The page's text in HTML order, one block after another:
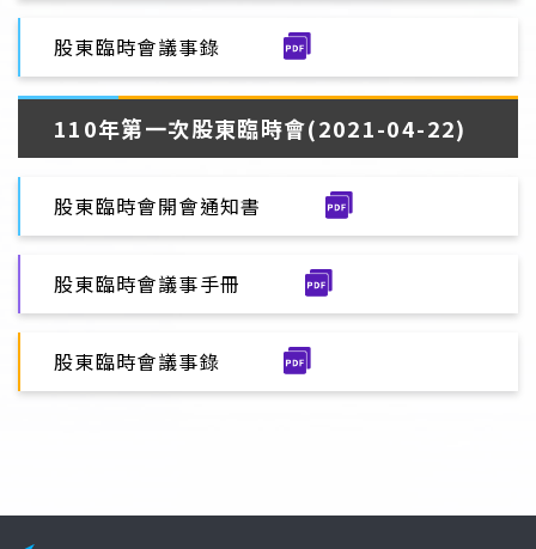
股東臨時會議事錄
110年第一次股東臨時會(2021-04-22)
股東臨時會開會通知書
股東臨時會議事手冊
股東臨時會議事錄